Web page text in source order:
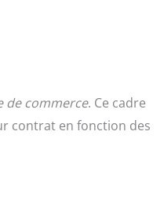
de commerce. Ce cadre
contrat en fonction des